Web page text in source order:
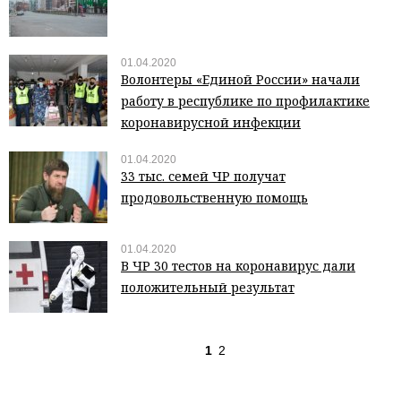
01.04.2020
Волонтеры «Единой России» начали
работу в республике по профилактике
коронавирусной инфекции
01.04.2020
33 тыс. семей ЧР получат
продовольственную помощь
01.04.2020
В ЧР 30 тестов на коронавирус дали
положительный результат
1 2